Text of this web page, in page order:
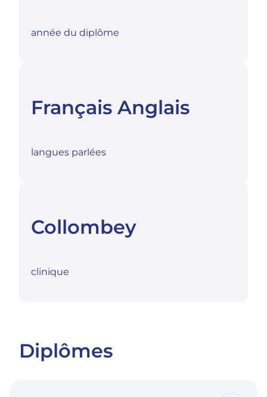
année du diplôme
Français Anglais
langues parlées
Collombey
clinique
Diplômes